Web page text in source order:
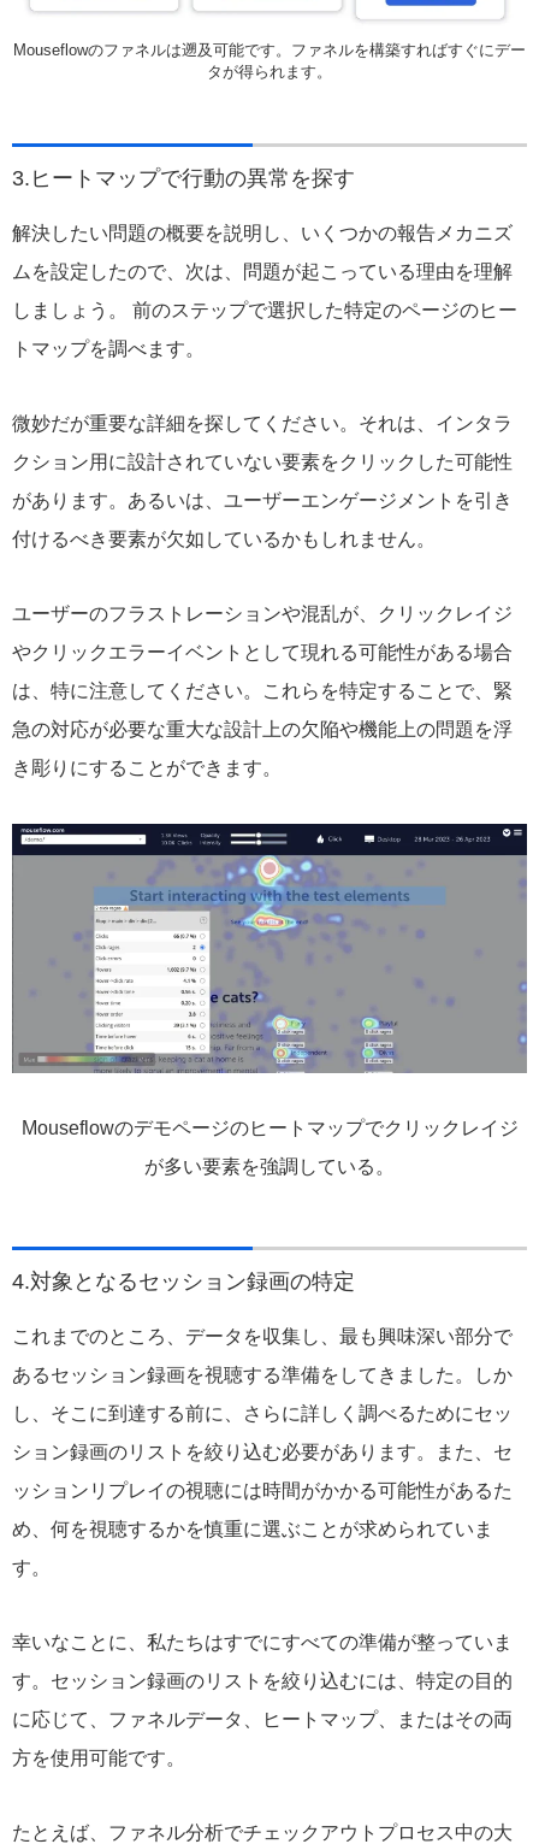
Mouseflowのファネルは遡及可能です。ファネルを構築すればすぐにデー
タが得られます。
3.ヒートマップで行動の異常を探す
解決したい問題の概要を説明し、いくつかの報告メカニズ
ムを設定したので、次は、問題が起こっている理由を理解
しましょう。 前のステップで選択した特定のページのヒー
トマップを調べます。
微妙だが重要な詳細を探してください。それは、インタラ
クション用に設計されていない要素をクリックした可能性
があります。あるいは、ユーザーエンゲージメントを引き
付けるべき要素が欠如しているかもしれません。
ユーザーのフラストレーションや混乱が、クリックレイジ
やクリックエラーイベントとして現れる可能性がある場合
は、特に注意してください。これらを特定することで、緊
急の対応が必要な重大な設計上の欠陥や機能上の問題を浮
き彫りにすることができます。
Mouseflowのデモページのヒートマップでクリックレイジ
が多い要素を強調している。
4.対象となるセッション録画の特定
これまでのところ、データを収集し、最も興味深い部分で
あるセッション録画を視聴する準備をしてきました。しか
し、そこに到達する前に、さらに詳しく調べるためにセッ
ション録画のリストを絞り込む必要があります。また、セ
ッションリプレイの視聴には時間がかかる可能性があるた
め、何を視聴するかを慎重に選ぶことが求められていま
す。
幸いなことに、私たちはすでにすべての準備が整っていま
す。セッション録画のリストを絞り込むには、特定の目的
に応じて、ファネルデータ、ヒートマップ、またはその両
方を使用可能です。
たとえば、ファネル分析でチェックアウトプロセス中の大